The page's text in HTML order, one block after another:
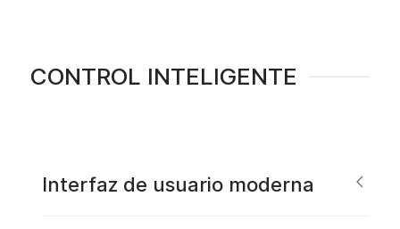
CONTROL INTELIGENTE
Interfaz de usuario moderna